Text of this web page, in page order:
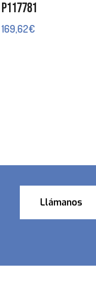
P117781
169,62€
Llámanos